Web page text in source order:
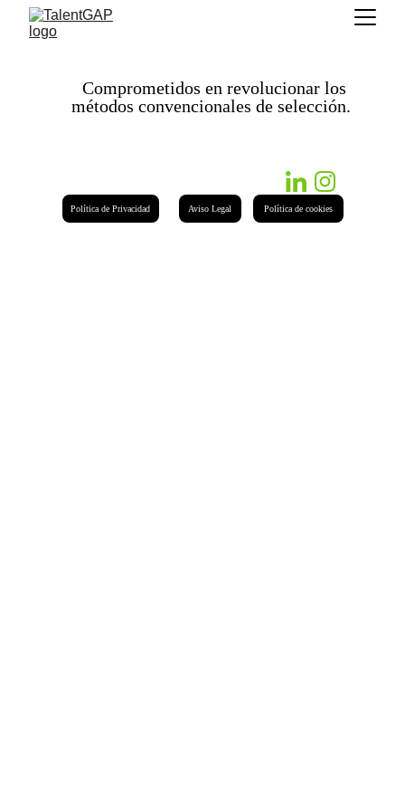
Comprometidos en revolucionar los
métodos convencionales de selección.
Política de Privacidad Aviso Legal Política de cookies